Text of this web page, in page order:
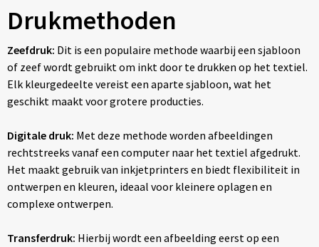
Drukmethoden
Zeefdruk: Dit is een populaire methode waarbij een sjabloon
of zeef wordt gebruikt om inkt door te drukken op het textiel.
Elk kleurgedeelte vereist een aparte sjabloon, wat het
geschikt maakt voor grotere producties.
Digitale druk: Met deze methode worden afbeeldingen
rechtstreeks vanaf een computer naar het textiel afgedrukt.
Het maakt gebruik van inkjetprinters en biedt flexibiliteit in
ontwerpen en kleuren, ideaal voor kleinere oplagen en
complexe ontwerpen.
Transferdruk: Hierbij wordt een afbeelding eerst op een